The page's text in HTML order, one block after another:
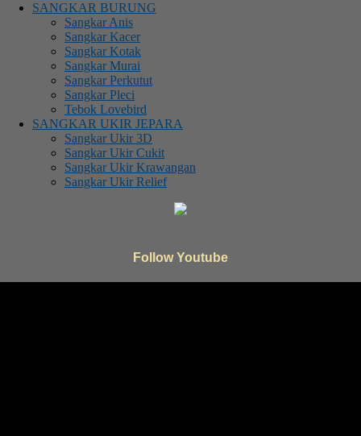
SANGKAR BURUNG
Sangkar Anis
Sangkar Kacer
Sangkar Kotak
Sangkar Murai
Sangkar Perkutut
Sangkar Pleci
Tebok Lovebird
SANGKAR UKIR JEPARA
Sangkar Ukir 3D
Sangkar Ukir Cukit
Sangkar Ukir Krawangan
Sangkar Ukir Relief
Follow Youtube